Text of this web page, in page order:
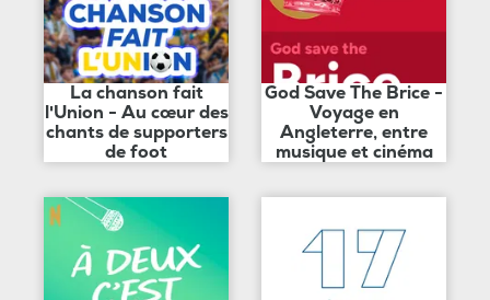
La chanson fait
l'Union - Au cœur des
chants de supporters
de foot
God Save The Brice -
Voyage en
Angleterre, entre
musique et cinéma